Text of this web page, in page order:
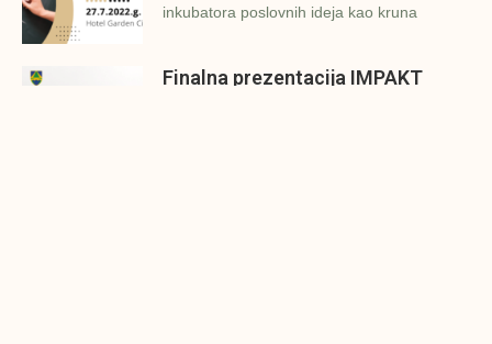
inkubatora poslovnih ideja kao kruna
Finalna prezentacija IMPAKT